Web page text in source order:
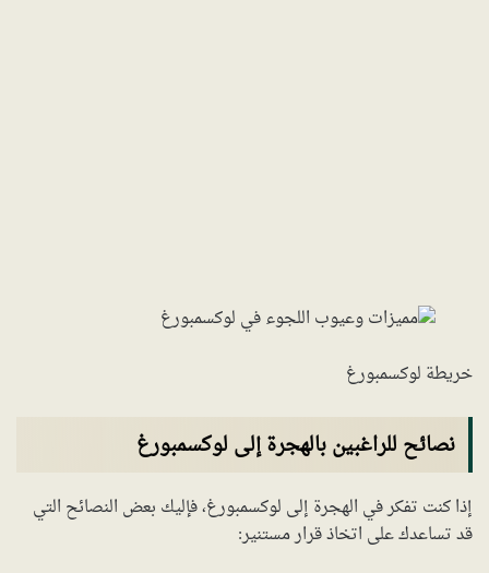
خريطة لوكسمبورغ
نصائح للراغبين بالهجرة إلى لوكسمبورغ
إذا كنت تفكر في الهجرة إلى لوكسمبورغ، فإليك بعض النصائح التي
قد تساعدك على اتخاذ قرار مستنير: